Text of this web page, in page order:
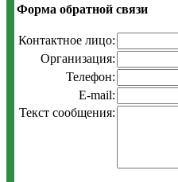
Форма обратной связи
Контактное лицо:
Организация:
Телефон:
E-mail:
Текст сообщения: